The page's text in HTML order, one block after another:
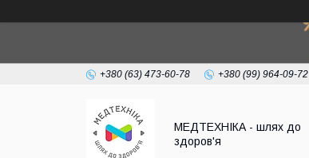
+380 (63) 473-60-78 +380 (99) 964-09-72
МЕДТЕХНІКА - шлях до
здоров'я